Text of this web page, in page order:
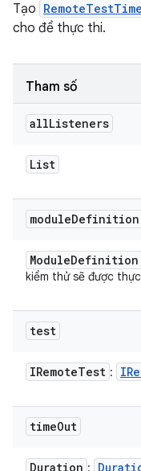
Tạo
cho để thực thi.
Tham số
allListeners
List
moduleDefinition
ModuleDefinition
kiểm thử sẽ được
test
IRemoteTest :
timeOut
Duration :